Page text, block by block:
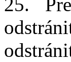
25.